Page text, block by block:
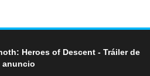
Heroes of Descent - Tráiler de
anuncio